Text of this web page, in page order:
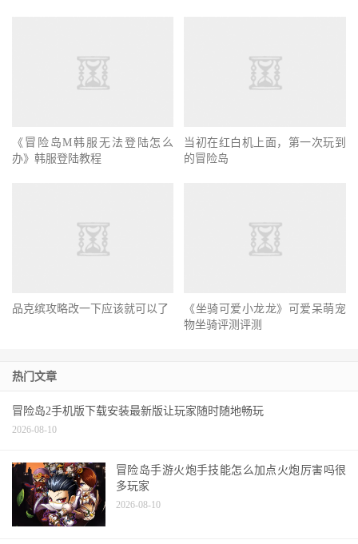
《冒险岛M韩服无法登陆怎么
办》韩服登陆教程
当初在红白机上面，第一次玩到
的冒险岛
品克缤攻略改一下应该就可以了
《坐骑可爱小龙龙》可爱呆萌宠
物坐骑评测评测
热门文章
冒险岛2手机版下载安装最新版让玩家随时随地畅玩
2026-08-10
冒险岛手游火炮手技能怎么加点火炮厉害吗很
多玩家
2026-08-10